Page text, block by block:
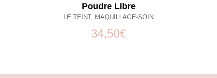
Poudre Libre
LE TEINT, MAQUILLAGE-SOIN
34,50€